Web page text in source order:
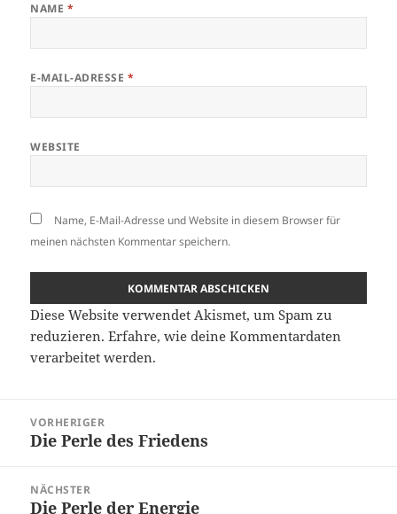
NAME *
E-MAIL-ADRESSE *
WEBSITE
Name, E-Mail-Adresse und Website in diesem Browser für
meinen nächsten Kommentar speichern.
Diese Website verwendet Akismet, um Spam zu
reduzieren.Erfahre, wie deine Kommentardaten
verarbeitet werden.
VORHERIGER
Vorheriger
Die Perle des Friedens
NÄCHSTER
Nächster
Die Perle der Energie